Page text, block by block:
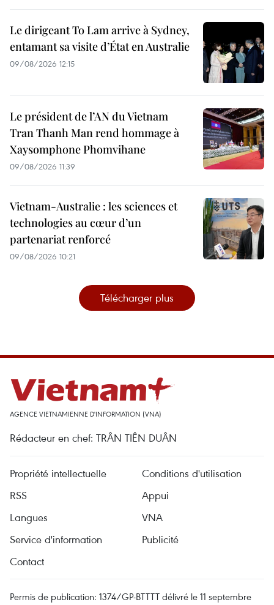
Le dirigeant To Lam arrive à Sydney,
entamant sa visite d’État en Australie
09/08/2026 12:15
Le président de l’AN du Vietnam
Tran Thanh Man rend hommage à
Xaysomphone Phomvihane
09/08/2026 11:39
Vietnam-Australie : les sciences et
technologies au cœur d’un
partenariat renforcé
09/08/2026 10:21
Télécharger plus
AGENCE VIETNAMIENNE D'INFORMATION (VNA)
Rédacteur en chef: TRÂN TIÊN DUÂN
Propriété intellectuelle
Conditions d'utilisation
RSS
Appui
Langues
VNA
Service d'information
Publicité
Contact
Permis de publication: 1374/GP-BTTTT délivré le 11 septembre